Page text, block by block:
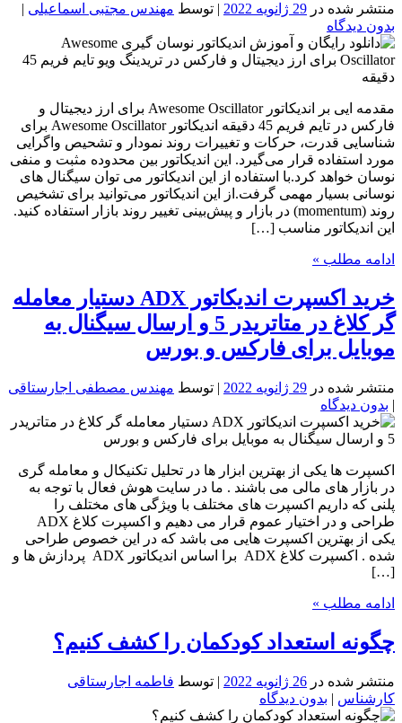
منتشر شده در 29 ژانویه 2022 | توسط مهندس مجتبی اسماعیلی
بدون دیدگاه
مقدمه ایی بر اندیکاتور Awesome Oscillator برای ارز دیجیتال و
فارکس در تایم فریم 45 دقیقه اندیکاتور Awesome Oscillator برای
شناسایی قدرت، حرکات و تغییرات روند نمودار و تشحیص واگرایی
مورد استفاده قرار می‌گیرد. این اندیکاتور بین محدوده مثبت و منفی
نوسان خواهد کرد.با استفاده از این اندیکاتور می توان سیگنال های
نوسانی بسیار مهمی گرفت.از این اندیکاتور می‌توانید برای تشخیص
روند (momentum) در بازار و پیش‌بینی تغییر روند بازار استفاده کنید.
این اندیکاتور مناسب […]
ادامه مطلب »
خرید اکسپرت اندیکاتور ADX دستیار معامله
گر کلاغ در متاتریدر 5 و ارسال سیگنال به
موبایل برای فارکس و بورس
منتشر شده در 29 ژانویه 2022 | توسط مهندس مصطفی اجارستاقی
| بدون دیدگاه
اکسپرت ها یکی از بهترین ابزار ها در تحلیل تکنیکال و معامله گری
در بازار های مالی می باشند . ما در سایت هوش فعال با توجه به
پلنی که داریم اکسپرت های مختلف با ویژگی های مختلف را
یکی از بهترین اکسپرت هایی می باشد که در این خصوص طراحی
شده . اکسپرت کلاغ ADX برا اساس اندیکاتور ADX پردازش ها و
[…]
ادامه مطلب »
چگونه استعداد کودکمان را کشف کنیم؟
منتشر شده در 26 ژانویه 2022 | توسط فاطمه اجارستاقی
کارشناس | بدون دیدگاه